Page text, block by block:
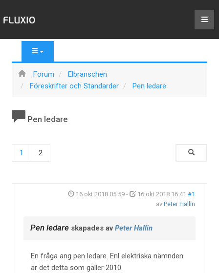
Forum
Elbranschen
Föreskrifter och Standarder
Pen ledare
Pen ledare
1 2
16 okt 2018 05:59 - 16 okt 2018 16:41 #1
av Peter Hallin
Pen ledare skapades avPeter Hallin
En fråga ang pen ledare. Enl elektriska nämnden
är det detta som gäller 2010.